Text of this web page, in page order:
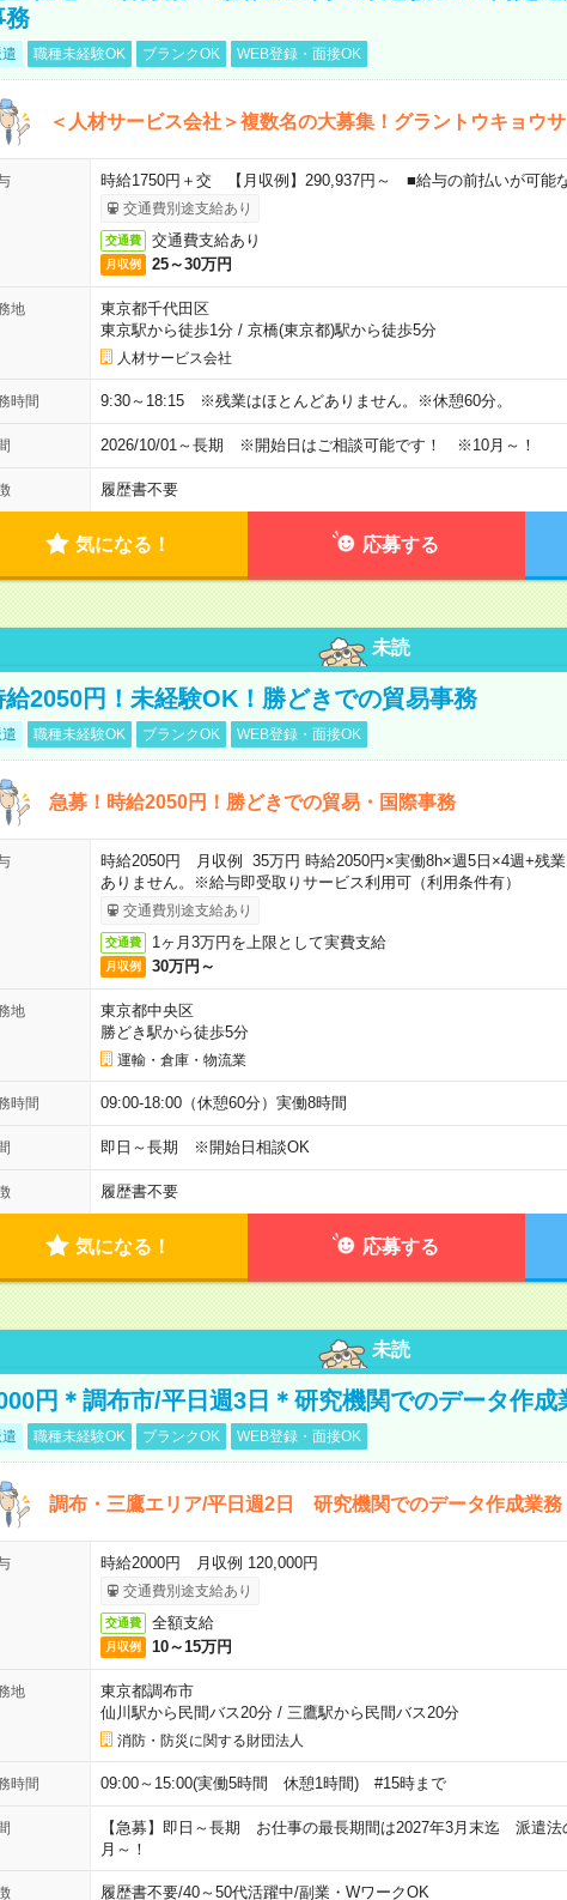
務
職種未経験OK ブランクOK WEB登録・面接OK
＜人材サービス会社＞複数名の大募集！グラントウキョウ
時給1750円＋交 【月収例】290,937円～ ■給与の前払いが可能
交通費別途支給あり
交通費 交通費支給あり
月収例 25～30万円
地
東京都千代田区
東京駅から徒歩1分/ 京橋(東京都)駅から徒歩5分
人材サービス会社
時間 9:30～18:15 ※残業はほとんどありません。※休憩60分。
2026/10/01～長期 ※開始日はご相談可能です！ ※10月～！
履歴書不要
気になる！ 応募する
未読
給2050円！未経験OK！勝どきでの貿易事務
職種未経験OK ブランクOK WEB登録・面接OK
急募！時給2050円！勝どきでの貿易・国際事務
時給2050円 月収例 35万円 時給2050円×実働8h×週5日×4週+残
ありません。※給与即受取りサービス利用可（利用条件有）
交通費別途支給あり
交通費 1ヶ月3万円を上限として実費支給
月収例 30万円～
地
東京都中央区
勝どき駅から徒歩5分
運輸・倉庫・物流業
時間 09:00-18:00（休憩60分）実働8時間
即日～長期 ※開始日相談OK
履歴書不要
気になる！ 応募する
未読
円＊調布市/平日週3日＊研究機関でのデータ作成
職種未経験OK ブランクOK WEB登録・面接OK
調布・三鷹エリア/平日週2日 研究機関でのデータ作成業務
時給2000円 月収例 120,000円
交通費別途支給あり
交通費 全額支給
月収例 10～15万円
地
東京都調布市
仙川駅から民間バス20分/ 三鷹駅から民間バス20分
消防・防災に関する財団法人
時間 09:00～15:00(実働5時間 休憩1時間) #15時まで
【急募】即日～長期 お仕事の最長期間は2027年3月末迄 派遣
月～！
履歴書不要/40～50代活躍中/副業・WワークOK